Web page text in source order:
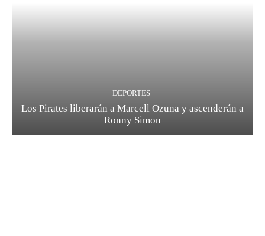
DEPORTES
Los Pirates liberarán a Marcell Ozuna y ascenderán a
Ronny Simon